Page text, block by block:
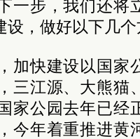
一步，我们还将
设，做好以下几
加快建设以国家
三江源、大熊猫
家公园去年已经
今年着重推进黄